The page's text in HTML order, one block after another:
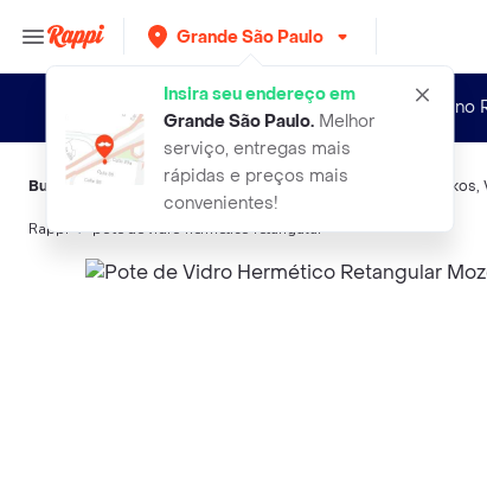
Grande São Paulo
Insira seu endereço em
Grande São Paulo.Melhor
serviço, entregas mais
rápidas e preços mais
convenientes!
Novo no
Buscas relacionadas:Garrafas variadas ,Mambo Oikos,
Rappi pote de vidro hermetico retangular